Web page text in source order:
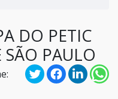
DO PETIC
SÃO PAULO